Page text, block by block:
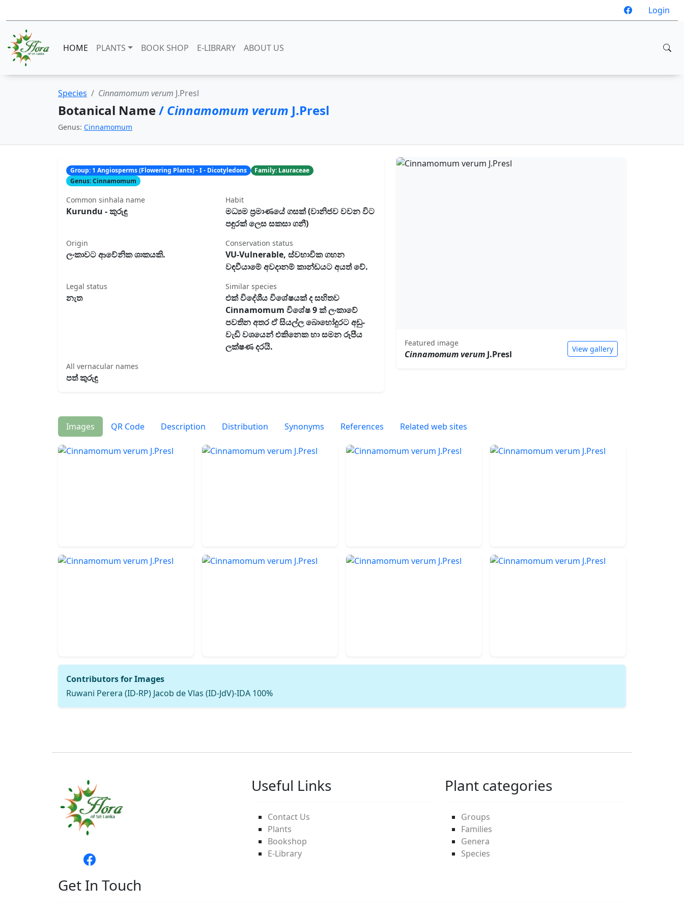
Login
HOME PLANTS BOOK SHOP E-LIBRARY ABOUT US
Species Cinnamomum verum J.Presl
Botanical Name/ Cinnamomum verum J.Presl
Genus: Cinnamomum
Group: 1 Angiosperms (Flowering Plants) - I - Dicotyledons
Family: Lauraceae
Genus: Cinnamomum
Common sinhala name
Kurundu - කුරුඳු
Habit
මධ්‍යම ප්‍රමාණයේ ගසක් (වානිජව වවන විට
පඳුරක් ලෙස සකසා ගනී)
Origin
ලංකාවට ආවේනික ශාකයකි.
Conservation status
VU-Vulnerable, ස්වභාවික ගහන
වඳවීයාමේ අවදානම් කාන්ඩයට අයත් වේ.
Legal status
නැත
Similar species
එක් විදේශීය විශේෂයක් ද සහිතව
Cinnamomum විශේෂ 9 ක් ලංකාවේ
පවතින අතර ඒ සියල්ල බොහෝදුරට අඩු-
වැඩි වශයෙන් එකිනෙක හා සමන රූපීය
ලක්ෂණ දරයි.
All vernacular names
පත් කුරුඳු
Featured image
Cinnamomum verum J.Presl View gallery
Images QR Code Description Distribution Synonyms References Related web sites
Contributors for Images
Ruwani Perera (ID-RP) Jacob de Vlas (ID-JdV)-IDA 100%
Useful Links
Contact Us
Plants
Bookshop
E-Library
Plant categories
Groups
Families
Genera
Species
Get In Touch